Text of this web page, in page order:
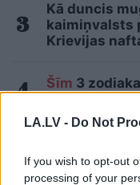
LA.LV - Do Not
If you wish to opt-out
processing of your
Kā duncis
kaimiņvalsts
Krievijas
Šīm 3
nopērk
pusēm, viņu